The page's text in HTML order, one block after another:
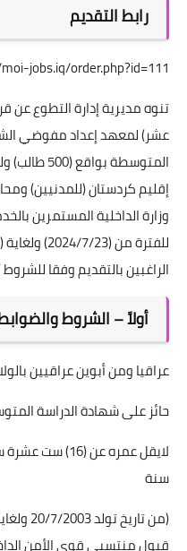
رابط التقديم
jobs.iq/order.php?id=111
تنوه مديرية إدارة التطوع عن
عشر) لمعهد إعداد مفوضي
المتوسطة
إقليم كردستان (للمدنيين)
الراغبين بالتقديم وفقا للشروط
أولاً – الشروط
عراقيا ومن أبوين عراقيين
حائز على شهادة الدراسة
سنة